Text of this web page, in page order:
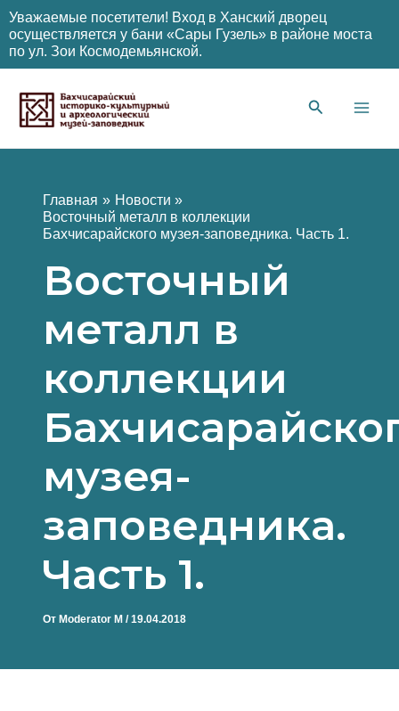
Уважаемые посетители! Вход в Ханский дворец
осуществляется у бани «Сары Гузель» в районе моста
по ул. Зои Космодемьянской.
содержимому
Главная
Новости
Восточный металл в коллекции
Бахчисарайского музея-заповедника. Часть 1.
Восточный
металл в
коллекции
музея-
заповедника.
Часть 1.
От Moderator M /19.04.2018